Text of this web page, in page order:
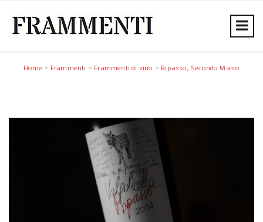
Home > Frammenti > Frammenti di vino > Ripasso, Secondo Marco